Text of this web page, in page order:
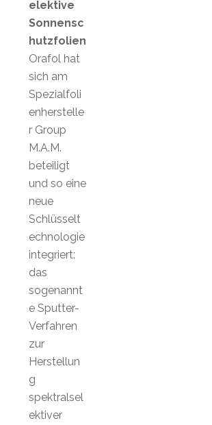
elektive
Sonnensc
hutzfolien
Orafol hat
sich am
Spezialfoli
enherstelle
r Group
M.A.M.
beteiligt
und so eine
neue
Schlüsselt
echnologie
integriert:
das
sogenannt
e Sputter-
Verfahren
zur
Herstellun
g
spektralsel
ektiver